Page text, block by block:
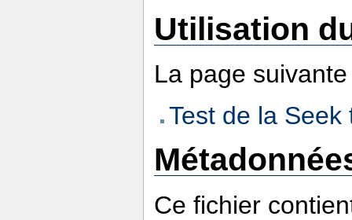
Utilisation
La page
Test de la Seek
Ce fichier